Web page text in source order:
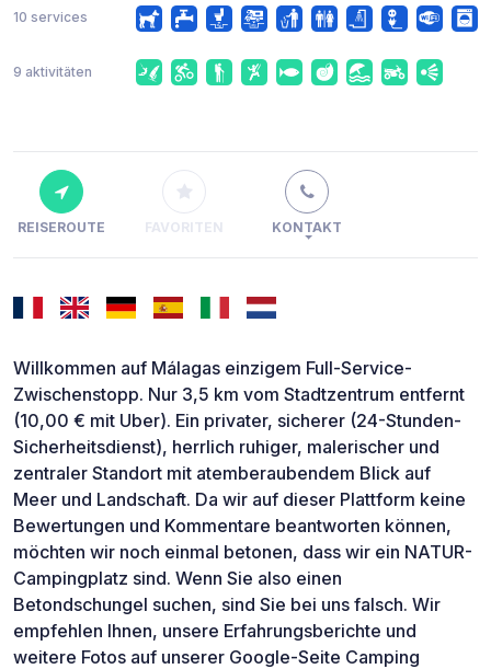
10 services
9 aktivitäten
REISEROUTE FAVORITEN KONTAKT
Willkommen auf Málagas einzigem Full-Service-
Zwischenstopp. Nur 3,5 km vom Stadtzentrum entfernt
(10,00 € mit Uber). Ein privater, sicherer (24-Stunden-
Sicherheitsdienst), herrlich ruhiger, malerischer und
zentraler Standort mit atemberaubendem Blick auf
Meer und Landschaft. Da wir auf dieser Plattform keine
Bewertungen und Kommentare beantworten können,
möchten wir noch einmal betonen, dass wir ein NATUR-
Campingplatz sind. Wenn Sie also einen
Betondschungel suchen, sind Sie bei uns falsch. Wir
empfehlen Ihnen, unsere Erfahrungsberichte und
weitere Fotos auf unserer Google-Seite Camping